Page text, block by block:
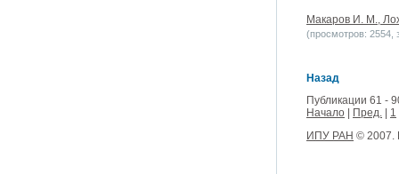
Макаров И. М.,
(просмотров: 2554,
Назад
Публикации 61 -
Начало
Пред.
1
ИПУ РАН © 2007.